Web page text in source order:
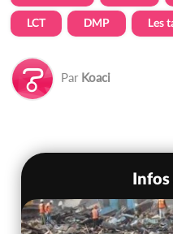
LCT DMP Les
Par Koaci
Infos